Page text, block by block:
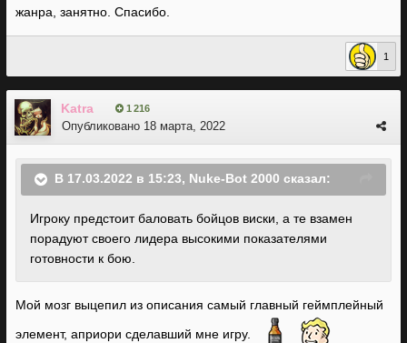
жанра, занятно. Спасибо.
1
Katra 1 216
Опубликовано 18 марта, 2022
В 17.03.2022 в 15:23, Nuke-Bot 2000 сказал:
Игроку предстоит баловать бойцов виски, а те взамен
порадуют своего лидера высокими показателями
готовности к бою.
Мой мозг выцепил из описания самый главный геймплейный
элемент, априори сделавший мне игру.